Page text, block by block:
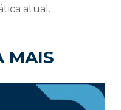
atual.
MAIS